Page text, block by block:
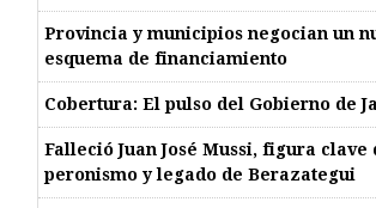
Provincia y municipios negocian un
esquema de financiamiento
Cobertura: El pulso del Gobierno de
Falleció Juan José Mussi, figura clave
peronismo y legado de Berazategui